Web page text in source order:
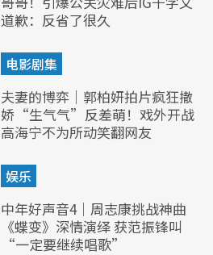
道歉：反省了很久
电影剧集
夫妻的博弈｜郭柏妍拍片疯狂撒
娇“生气气”反差萌！戏外开战
高海宁不为所动笑翻网友
娱乐
中年好声音4｜周志康挑战神曲
《蝶变》深情演绎 获范振锋叫
“一定要继续唱歌”